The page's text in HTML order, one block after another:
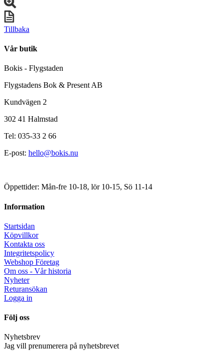
Tillbaka
Vår butik
Bokis - Flygstaden
Flygstadens Bok & Present AB
Kundvägen 2
302 41 Halmstad
Tel: 035-33 2 66
E-post: hello@bokis.nu
Öppettider: Mån-fre 10-18, lör 10-15, Sö 11-14
Information
Startsidan
Köpvillkor
Kontakta oss
Integritetspolicy
Webshop Företag
Om oss - Vår historia
Nyheter
Returansökan
Logga in
Följ oss
Nyhetsbrev
Jag vill prenumerera på nyhetsbrevet